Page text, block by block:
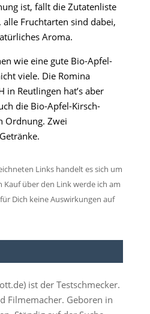
ist, fällt die Zutatenliste
alle Fruchtarten sind dabei,
Aroma.
wie eine gute Bio-Apfel-
viele. Die Romina
in Reutlingen hat’s aber
die Bio-Apfel-Kirsch-
Ordnung. Zwei
Links handelt es sich um
Kauf über den Link werde ich am
Dich keine Auswirkungen auf
) ist der Testschmecker.
Filmemacher. Geboren in